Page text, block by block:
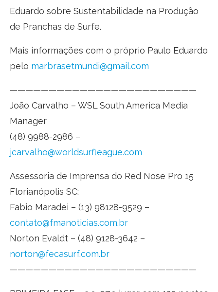
Eduardo sobre Sustentabilidade na Produção
de Pranchas de Surfe.
Mais informações com o próprio Paulo Eduardo
pelo marbrasetmundi@gmail.com
————————————————————————
João Carvalho – WSL South America Media
Manager
(48) 9988-2986 –
jcarvalho@worldsurfleague.com
Assessoria de Imprensa do Red Nose Pro 15
Florianópolis SC:
Fabio Maradei – (13) 98128-9529 –
contato@fmanoticias.com.br
Norton Evaldt – (48) 9128-3642 –
norton@fecasurf.com.br
————————————————————————